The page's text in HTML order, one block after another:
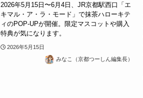
2026年5月15日〜6月4日、JR京都駅西口「エ
キマル・ア・ラ・モード」で抹茶ハローキテ
ィのPOP-UPが開催。限定マスコットや購入
特典が気になります。
2026年5月15日
みなこ（京都つーしん編集長）